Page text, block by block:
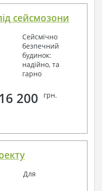
сейсмозони
Сейсмічно
безпечний
будинок:
надійно, та
гарно
16 200 грн.
Для